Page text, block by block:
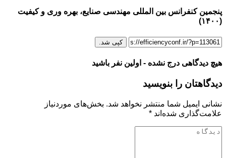
پنجمین کنفرانس بین المللی مهندسی صنایع، بهره وری و کیفیت
(۱۴۰۰)
کپی شد.
هیچ دیدگاهی درج نشده - اولین نفر باشید
دیدگاهتان را بنویسید
نشانی ایمیل شما منتشر نخواهد شد. بخش‌های موردنیاز
علامت‌گذاری شده‌اند *